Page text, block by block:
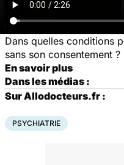
Dans quelles conditions
sans son consentement
En savoir plus
Dans les médias :
Sur Allodocteurs.fr :
PSYCHIATRIE